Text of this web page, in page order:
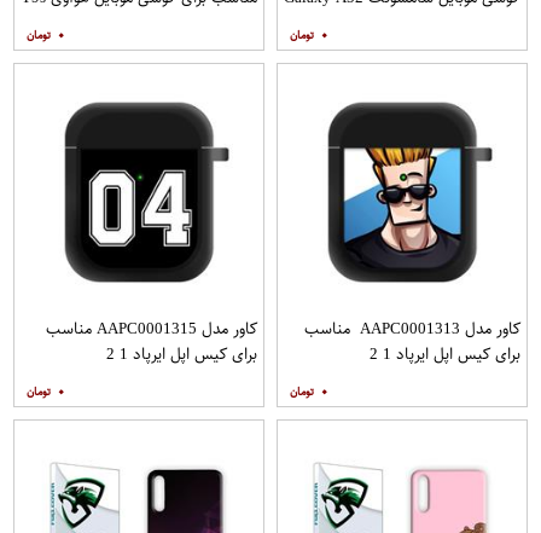
۰ ۰
کاور مدل AAPC0001313 مناسب
برای کیس اپل ایرپاد 1 2
۰
کاور مدل AAPC0001315 مناسب
برای کیس اپل ایرپاد 1 2
۰